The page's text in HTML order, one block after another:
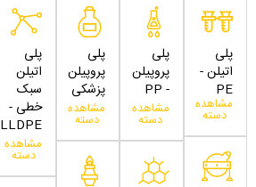
پلی
اتیلن -
PE
مشاهده
دسته
پلی
پروپیلن
- PP
مشاهده
دسته
پلی
پروپیلن
پزشکی
مشاهده
دسته
پلی
اتیلن
سبک
خطی -
LLDPE
مشاهده
دسته